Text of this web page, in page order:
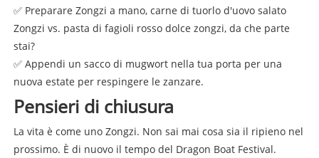
✅ Preparare Zongzi a mano, carne di tuorlo d'uovo salato
Zongzi vs. pasta di fagioli rosso dolce zongzi, da che parte
stai?
✅ Appendi un sacco di mugwort nella tua porta per una
nuova estate per respingere le zanzare.
Pensieri di chiusura
La vita è come uno Zongzi. Non sai mai cosa sia il ripieno nel
prossimo. È di nuovo il tempo del Dragon Boat Festival.